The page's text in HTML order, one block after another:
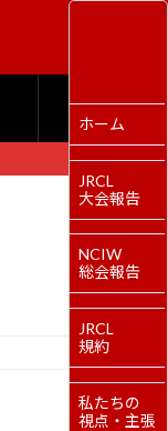
ホーム
JRCL
大会報告
NCIW
総会報告
JRCL
規約
私たちの
視点・主張